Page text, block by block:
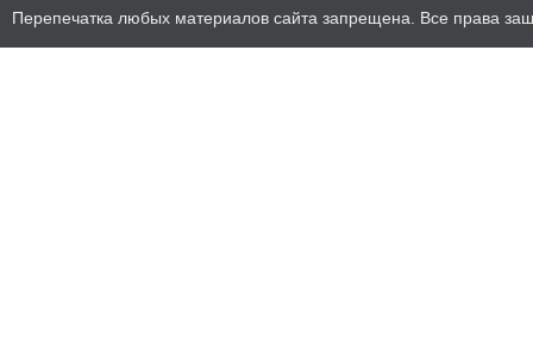
Перепечатка любых материалов сайта запрещена. Все права